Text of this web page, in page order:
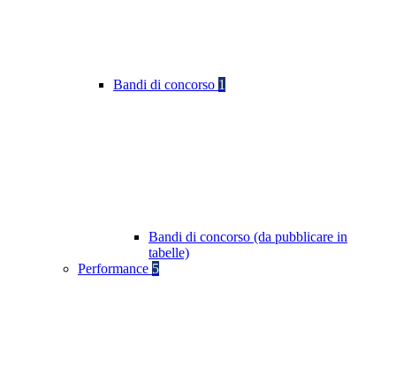
Bandi di concorso 1
Bandi di concorso (da pubblicare in
tabelle)
Performance 5